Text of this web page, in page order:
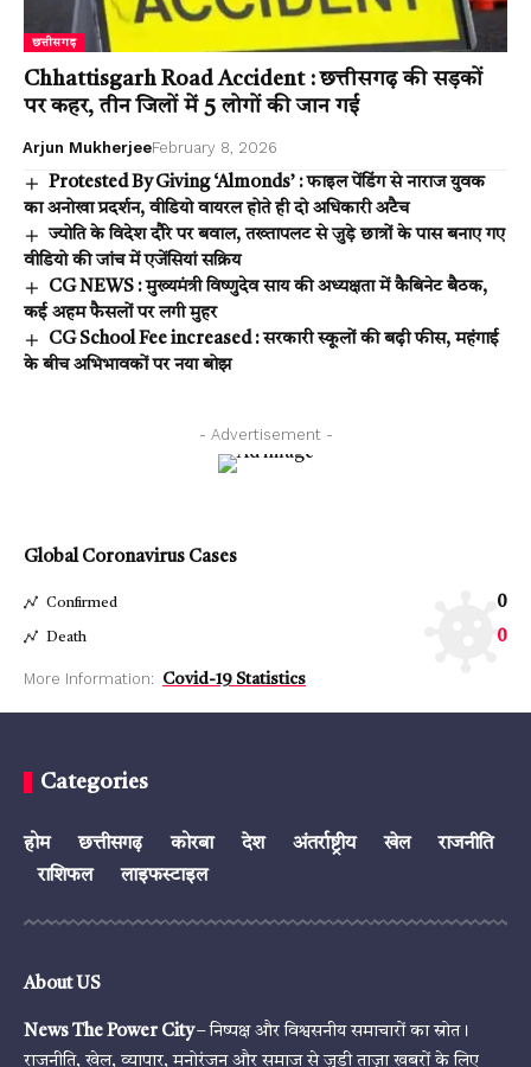
छत्तीसगढ़
Chhattisgarh Road Accident : छत्तीसगढ़ की सड़कों
पर कहर, तीन जिलों में 5 लोगों की जान गई
Arjun MukherjeeFebruary 8, 2026
Protested By Giving ‘Almonds’ : फाइल पेंडिंग से नाराज युवक
का अनोखा प्रदर्शन, वीडियो वायरल होते ही दो अधिकारी अटैच
ज्योति के विदेश दौरे पर बवाल, तख्तापलट से जुड़े छात्रों के पास बनाए गए
वीडियो की जांच में एजेंसियां सक्रिय
CG NEWS : मुख्यमंत्री विष्णुदेव साय की अध्यक्षता में कैबिनेट बैठक,
कई अहम फैसलों पर लगी मुहर
CG School Fee increased : सरकारी स्कूलों की बढ़ी फीस, महंगाई
के बीच अभिभावकों पर नया बोझ
- Advertisement -
Global Coronavirus Cases
Confirmed 0
Death 0
More Information: Covid-19 Statistics
Categories
होम छत्तीसगढ़ कोरबा देश अंतर्राष्ट्रीय खेल
राजनीति
राशिफल
लाइफस्टाइल
About US
News The Power City– निष्पक्ष और विश्वसनीय समाचारों का स्रोत।
राजनीति, खेल, व्यापार, मनोरंजन और समाज से जुड़ी ताज़ा खबरों के लिए